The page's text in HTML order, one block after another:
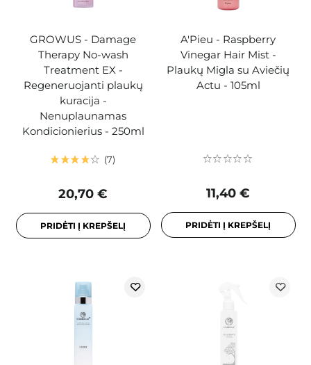
GROWUS - Damage
Therapy No-wash
Treatment EX -
Regeneruojanti plaukų
kuracija -
Nenuplaunamas
Kondicionierius - 250ml
7
20,70 €
PRIDĖTI Į KREPŠELĮ
A'Pieu - Raspberry
Vinegar Hair Mist -
Plaukų Migla su Aviečių
Actu - 105ml
11,40 €
PRIDĖTI Į KREPŠELĮ